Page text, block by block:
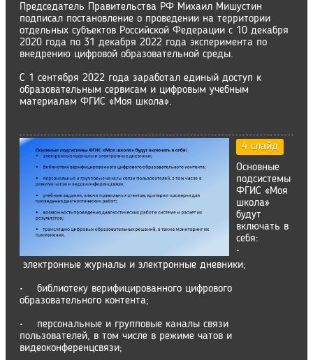
Председатель Правительства РФ Михаил Мишустин
подписал постановление о проведении на территории
отдельных субъектов Российской Федерации с 10 декабря
2020 года по 31 декабря 2022 года эксперимента по
внедрению цифровой образовательной среды.
С 1 сентября 2022 года заработал единый доступ к
образовательным сервисам и цифровым учебным
материалам ФГИС «Моя школа».
4 слайд
Основные
подсистемы
ФГИС «Моя
школа»
будут
включать в
себя:
•
электронные журналы и электронные дневники;
• библиотеку верифицированного цифрового
образовательного контента;
• персональные и групповые каналы связи
пользователей, в том числе в режиме чатов и
видеоконференцсвязи;